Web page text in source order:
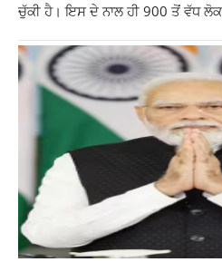
ਚੁੱਕੀ ਹੈ। ਇਸ ਦੇ ਨਾਲ ਹੀ 900 ਤੋਂ ਵੱਧ